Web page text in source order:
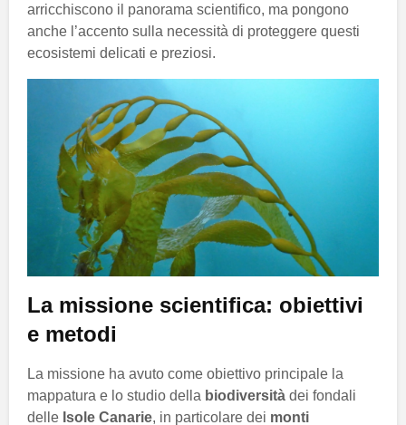
arricchiscono il panorama scientifico, ma pongono
anche l’accento sulla necessità di proteggere questi
ecosistemi delicati e preziosi.
La missione scientifica: obiettivi
e metodi
La missione ha avuto come obiettivo principale la
mappatura e lo studio della biodiversità dei fondali
delle Isole Canarie, in particolare dei monti